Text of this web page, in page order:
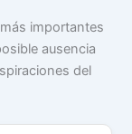
importantes
ausencia
del